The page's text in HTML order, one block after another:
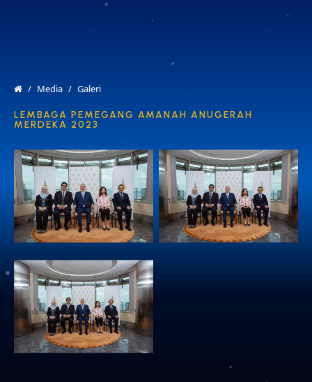
Media Galeri
LEMBAGA PEMEGANG AMANAH ANUGERAH
MERDEKA 2023